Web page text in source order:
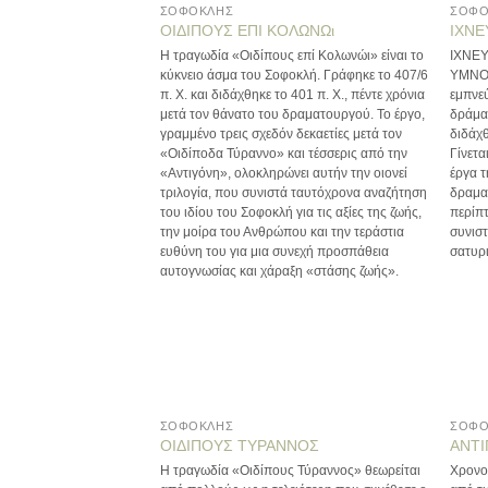
ΣΟΦΟΚΛΗΣ
ΟΙΔΙΠΟΥΣ ΕΠΙ ΚΟΛΩΝΩι
Η τραγωδία «Οιδίπους επί Κολωνώι» είναι το
κύκνειο άσμα του Σοφοκλή. Γράφηκε το 407/6
π. Χ. και διδάχθηκε το 401 π. Χ., πέντε χρόνια
μετά τον θάνατο του δραματουργού. Το έργο,
γραμμένο τρεις σχεδόν δεκαετίες μετά τον
«Οιδίποδα Τύραννο» και τέσσερις από την
«Αντιγόνη», ολοκληρώνει αυτήν την οιονεί
τριλογία, που συνιστά ταυτόχρονα αναζήτηση
του ιδίου του Σοφοκλή για τις αξίες της ζωής,
την μοίρα του Ανθρώπου και την τεράστια
ευθύνη του για μια συνεχή προσπάθεια
αυτογνωσίας και χάραξη «στάσης ζωής».
έργα
ΣΟΦΟΚΛΗΣ
ΟΙΔΙΠΟΥΣ ΤΥΡΑΝΝΟΣ
Η τραγωδία «Οιδίπους Τύραννος» θεωρείται